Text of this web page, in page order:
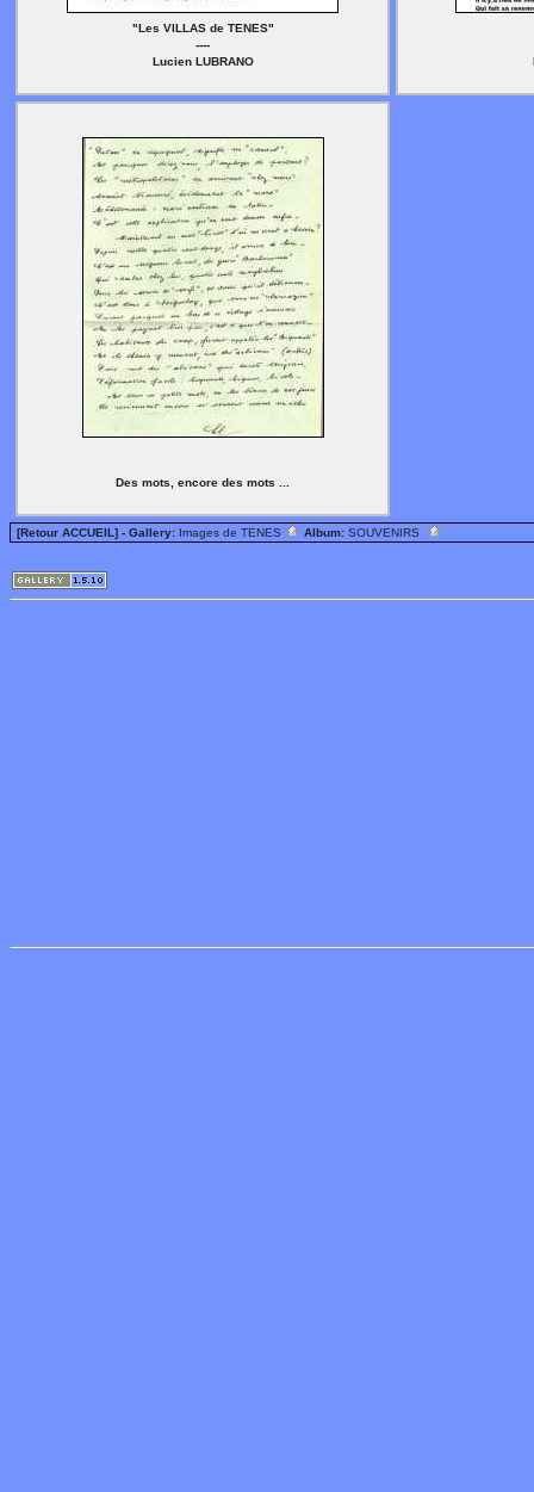
"Les VILLAS de TENES"
----
Lucien LUBRANO
Des mots, encore des mots ...
[Retour ACCUEIL] - Gallery: Images de TENES Album: SOUVENIRS